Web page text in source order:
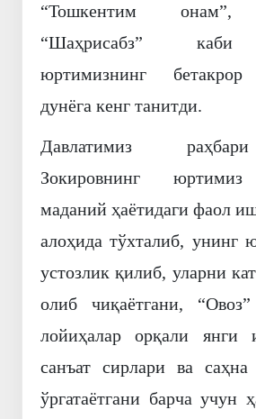
“Тошкентим онам”,
“Шаҳрисабз” каби
юртимизнинг бетакрор
дунёга кенг танитди.
Давлатимиз
Зокировнинг
маданий ҳаётидаги фаол
алоҳида тўхталиб, унинг
устозлик қилиб, уларни
олиб чиқаётгани,
лойиҳалар орқали янги
санъат сирлари ва саҳна
ўргатаётгани барча учун